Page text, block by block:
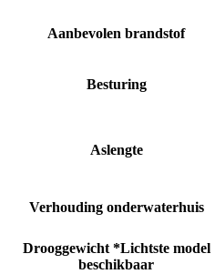
Aanbevolen brandstof
Besturing
Aslengte
Verhouding onderwaterhuis
Drooggewicht *Lichtste model
beschikbaar